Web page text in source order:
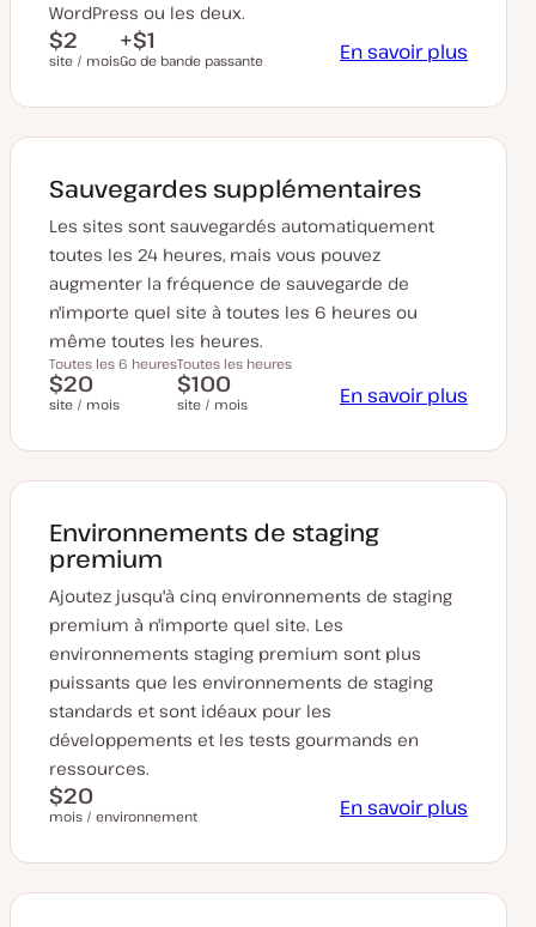
WordPress ou les deux.
$2
site / mois
+$1
Go de bande passante En savoir plus
Sauvegardes supplémentaires
Les sites sont sauvegardés automatiquement
toutes les 24 heures, mais vous pouvez
augmenter la fréquence de sauvegarde de
n'importe quel site à toutes les 6 heures ou
même toutes les heures.
Toutes les 6 heures
$20
site / mois
Toutes les heures
$100
site / mois En savoir plus
Environnements de staging
premium
Ajoutez jusqu'à cinq environnements de staging
premium à n'importe quel site. Les
environnements staging premium sont plus
puissants que les environnements de staging
standards et sont idéaux pour les
développements et les tests gourmands en
ressources.
$20
mois / environnement En savoir plus